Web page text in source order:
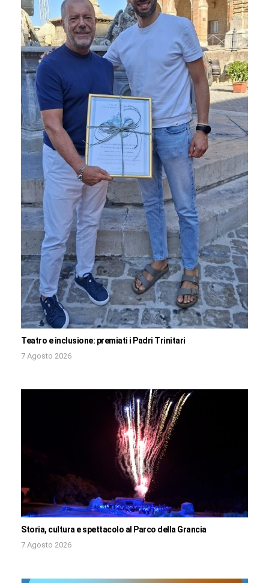
Teatro e inclusione: premiati i Padri Trinitari
7 Agosto 2026
Storia, cultura e spettacolo al Parco della Grancia
7 Agosto 2026